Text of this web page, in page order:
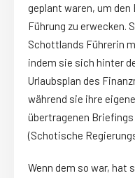
geplant waren, um
Führung zu erwecken.
Schottlands Führerin
indem sie sich hinter
Urlaubsplan des
während sie ihre
übertragenen Briefings
(Schotische
Wenn dem so war, hat